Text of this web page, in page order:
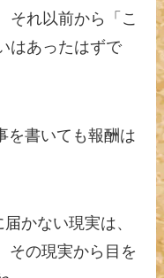
それ以前から「こ
はあったはずで
を書いても報酬は
かない現実は、
その現実から目を